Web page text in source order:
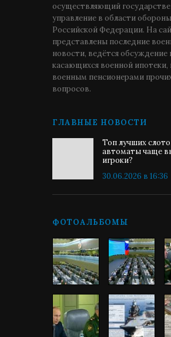
осуществляющий
управление в области обороны
Российской Федерации. На
представлены последние
новости, ведётся обсуждение
касающихся военной ипотеки,
военным пенсионерами
вопросов.
ГЛАВНЫЕ НОВОСТИ
Топ лучших
автоматы чаще
игроки?
30.06.2026 в 16:36
ФОТОАЛЬБОМЫ